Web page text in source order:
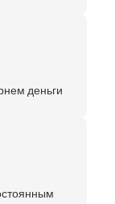
деньги